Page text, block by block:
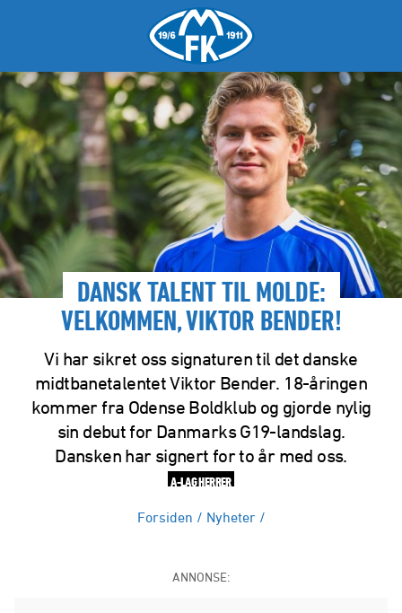
DANSK TALENT TIL MOLDE:
VELKOMMEN, VIKTOR BENDER!
Vi har sikret oss signaturen til det danske
midtbanetalentet Viktor Bender. 18-åringen
kommer fra Odense Boldklub og gjorde nylig
sin debut for Danmarks G19-landslag.
Dansken har signert for to år med oss.
A-LAG HERRER
Forsiden / Nyheter /
ANNONSE: